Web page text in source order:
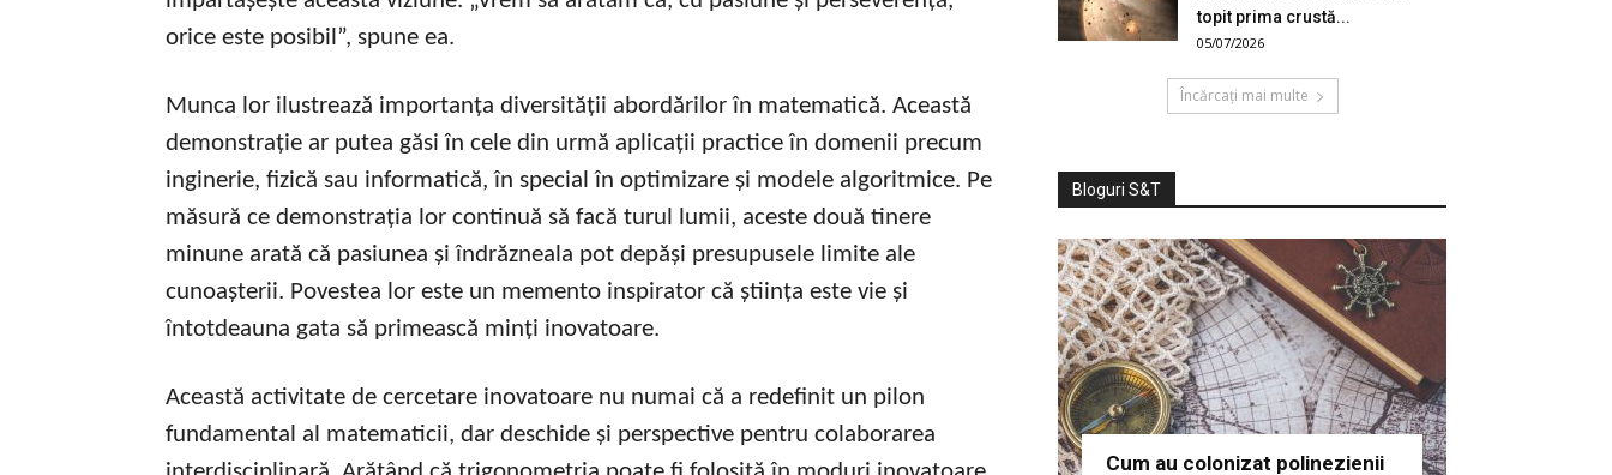
orice este posibil”, spune ea.
Munca lor ilustrează importanța diversității abordărilor în matematică. Această
demonstrație ar putea găsi în cele din urmă aplicații practice în domenii precum
inginerie, fizică sau informatică, în special în optimizare și modele algoritmice. Pe
măsură ce demonstrația lor continuă să facă turul lumii, aceste două tinere
minune arată că pasiunea și îndrăzneala pot depăși presupusele limite ale
cunoașterii. Povestea lor este un memento inspirator că știința este vie și
întotdeauna gata să primească minți inovatoare.
Această activitate de cercetare inovatoare nu numai că a redefinit un pilon
fundamental al matematicii, dar deschide și perspective pentru colaborarea
topit prima crustă...
05/07/2026
Încărcați mai multe
Bloguri S&T
Cum au colonizat polinezienii